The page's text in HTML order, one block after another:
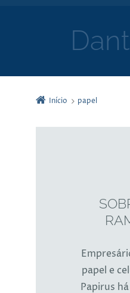
Início papel
papel e
Papirus